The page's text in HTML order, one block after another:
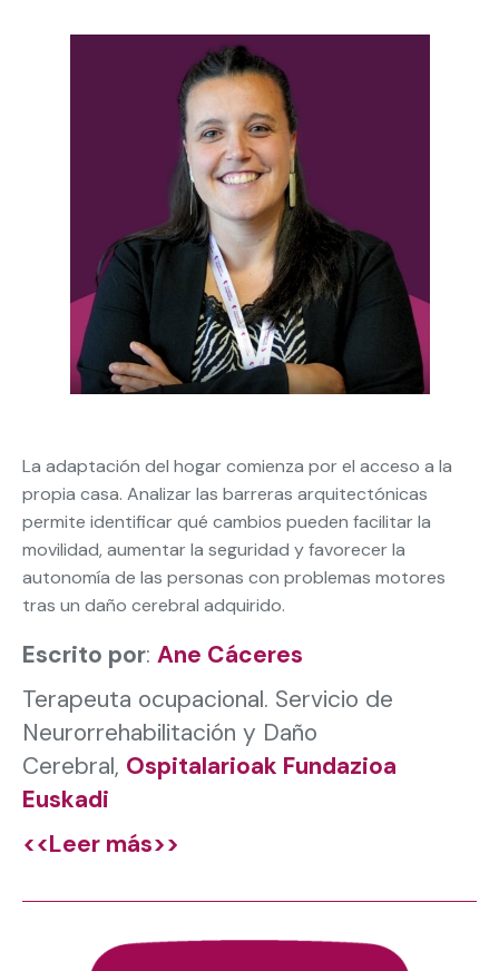
La adaptación del hogar comienza por el acceso a la
propia casa. Analizar las barreras arquitectónicas
permite identificar qué cambios pueden facilitar la
movilidad, aumentar la seguridad y favorecer la
autonomía de las personas con problemas motores
tras un daño cerebral adquirido.
Escrito por: Ane Cáceres
Terapeuta ocupacional. Servicio de
Neurorrehabilitación y Daño
Cerebral, Ospitalarioak Fundazioa
Euskadi
<<Leer más>>